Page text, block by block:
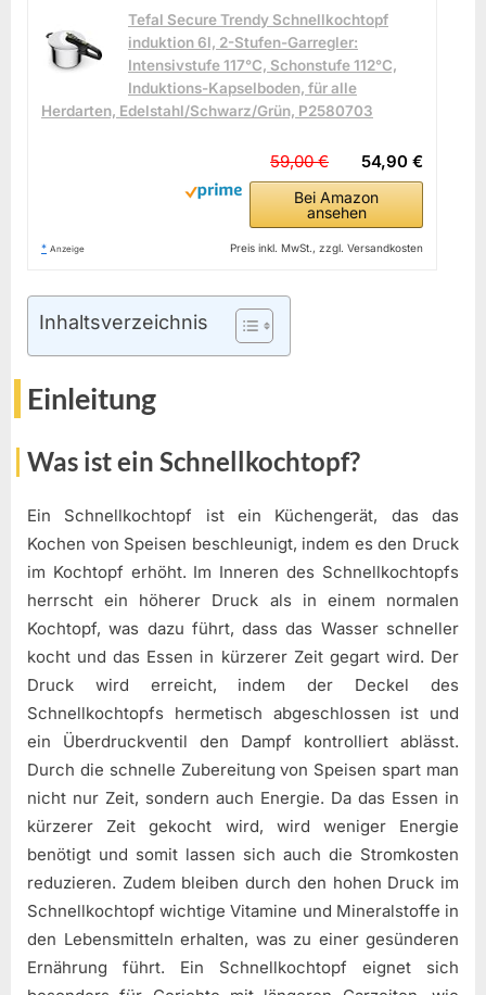
Tefal Secure Trendy Schnellkochtopf
induktion 6l, 2-Stufen-Garregler:
Intensivstufe 117°C, Schonstufe 112°C,
Induktions-Kapselboden, für alle
Herdarten, Edelstahl/Schwarz/Grün, P2580703
54,90 €
59,00 €
Bei Amazon
ansehen
* Anzeige Preis inkl. MwSt., zzgl. Versandkosten
Inhaltsverzeichnis
Einleitung
Was ist ein Schnellkochtopf?
Ein Schnellkochtopf ist ein Küchengerät, das das
Kochen von Speisen beschleunigt, indem es den Druck
im Kochtopf erhöht. Im Inneren des Schnellkochtopfs
herrscht ein höherer Druck als in einem normalen
Kochtopf, was dazu führt, dass das Wasser schneller
kocht und das Essen in kürzerer Zeit gegart wird. Der
Druck wird erreicht, indem der Deckel des
Schnellkochtopfs hermetisch abgeschlossen ist und
ein Überdruckventil den Dampf kontrolliert ablässt.
Durch die schnelle Zubereitung von Speisen spart man
nicht nur Zeit, sondern auch Energie. Da das Essen in
kürzerer Zeit gekocht wird, wird weniger Energie
benötigt und somit lassen sich auch die Stromkosten
reduzieren. Zudem bleiben durch den hohen Druck im
Schnellkochtopf wichtige Vitamine und Mineralstoffe in
den Lebensmitteln erhalten, was zu einer gesünderen
Ernährung führt. Ein Schnellkochtopf eignet sich